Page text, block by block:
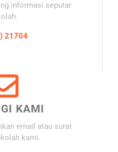
informasi seputar
21704
KAMI
email atau surat
kami.